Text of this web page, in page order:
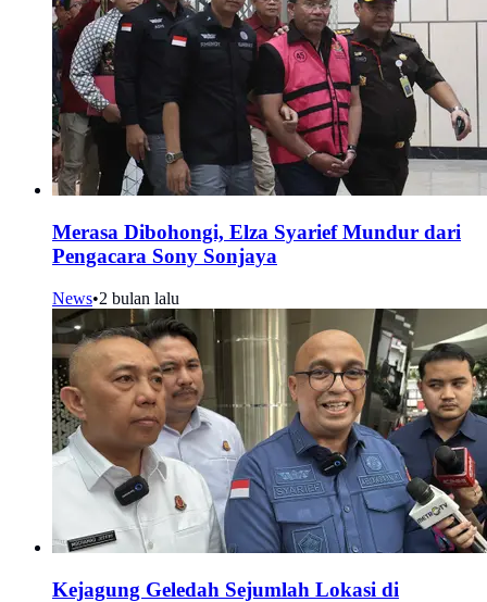
Merasa Dibohongi, Elza Syarief Mundur dari
Pengacara Sony Sonjaya
News•2 bulan lalu
Kejagung Geledah Sejumlah Lokasi di